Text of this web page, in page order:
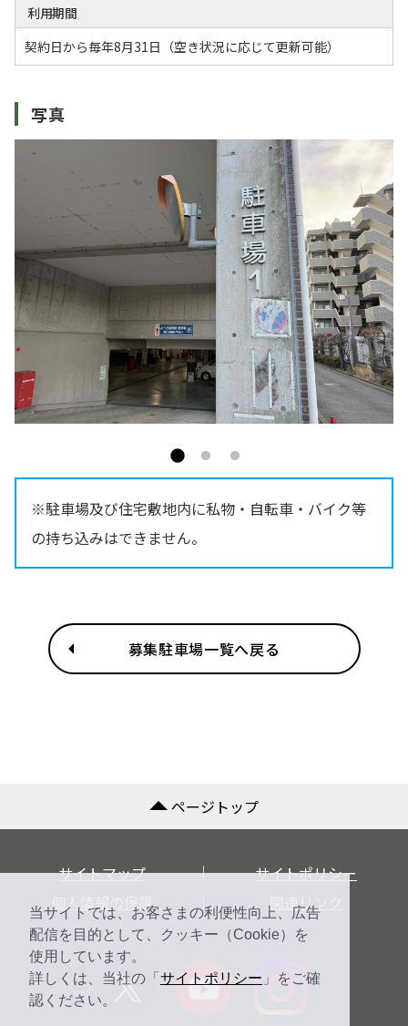
当サイトでは、お客さまの利便性向上、広告
配信を目的として、クッキー（Cookie）を
使用しています。
詳しくは、当社の「 サイトポリシー 」をご確
認ください。
利用期間
契約日から毎年8月31日（空き状況に応じて更新可能）
写真
※駐車場及び住宅敷地内に私物・自転車・バイク等
の持ち込みはできません。
募集駐車場一覧へ戻る
ページトップ
サイトマップ
サイトポリシー
個人情報の保護
関連リンク